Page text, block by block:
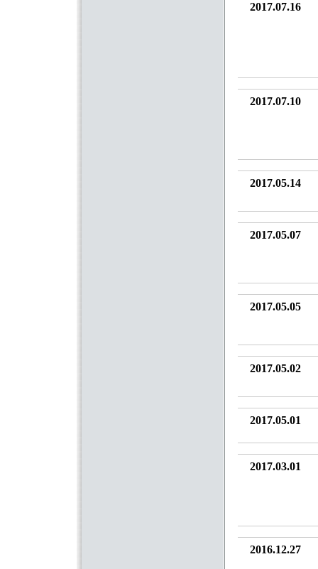
2017.07.16
2017.07.10
2017.05.14
2017.05.07
2017.05.05
2017.05.02
2017.05.01
2017.03.01
2016.12.27